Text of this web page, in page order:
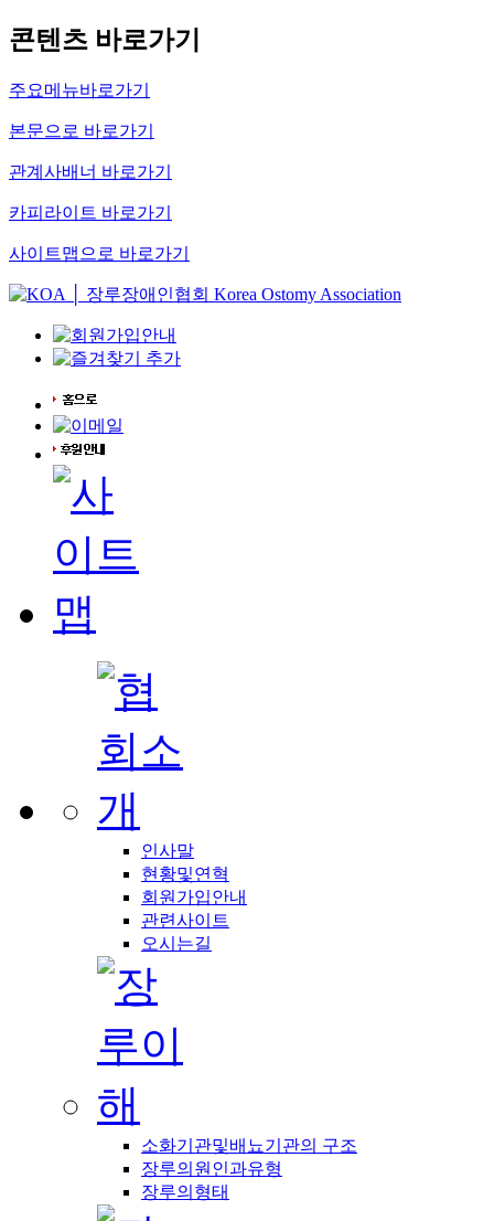
콘텐츠 바로가기
주요메뉴바로가기
본문으로 바로가기
관계사배너 바로가기
카피라이트 바로가기
사이트맵으로 바로가기
인사말
현황및연혁
회원가입안내
관련사이트
오시는길
소화기관및배뇨기관의 구조
장루의원인과유형
장루의형태